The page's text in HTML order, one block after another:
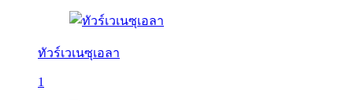
ทัวร์เวเนซุเอลา
1